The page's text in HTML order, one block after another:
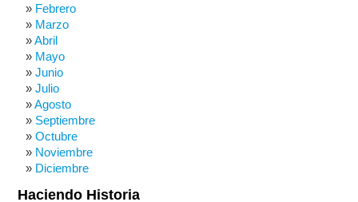
Febrero
Marzo
Abril
Mayo
Junio
Julio
Agosto
Septiembre
Octubre
Noviembre
Diciembre
Haciendo Historia